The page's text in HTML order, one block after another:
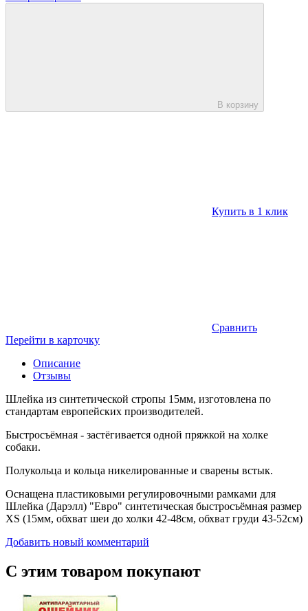
В корзину
Купить в 1 клик
Сравнить
Перейти в карточку
Описание
Отзывы
Шлейка из синтетической стропы 15мм, изготовлена по
стандартам европейских производителей.
Быстросъёмная - застёгивается одной пряжкой на холке
собаки.
Полукольца и кольца никелированные и сварены встык.
Оснащена пластиковыми регулировочными рамками для
Шлейка (Дарэлл) "Евро" синтетическая быстросъёмная размер
XS (15мм, обхват шеи до холки 42-48см, обхват груди 43-52см)
Добавить новый комментарий
С этим товаром покупают